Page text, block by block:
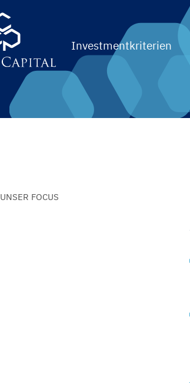
Investmentkriterien
UNSER FOCUS